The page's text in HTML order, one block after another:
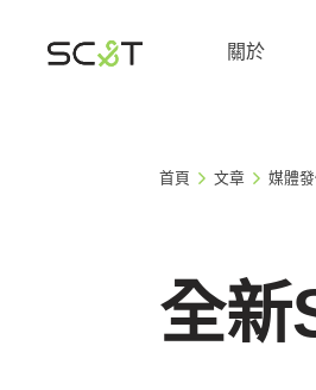
關於
首頁 文章 媒體
全新